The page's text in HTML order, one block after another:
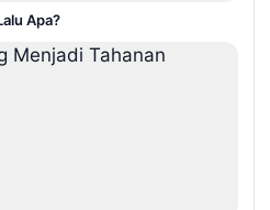
Apa?